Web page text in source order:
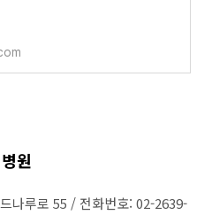
원
나루로 55 / 전화번호: 02-2639-